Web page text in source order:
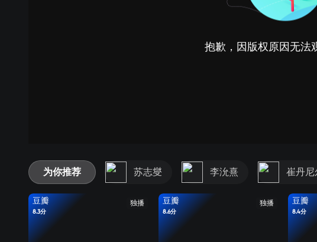
抱歉，因版权原因无法
为你推荐 苏志燮 李沇熹 崔丹尼
独播
豆瓣
8.3分
独播
豆瓣
8.6分
豆瓣
8.4分